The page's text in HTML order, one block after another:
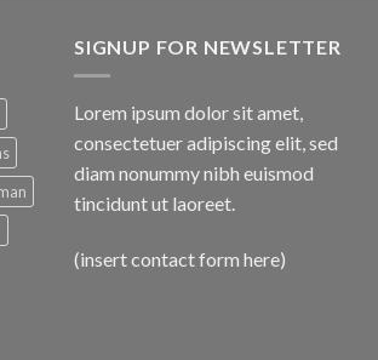
SIGNUP FOR NEWSLETTER
Lorem ipsum dolor sit amet,
consectetuer adipiscing elit, sed
diam nonummy nibh euismod
tincidunt ut laoreet.
(insert contact form here)